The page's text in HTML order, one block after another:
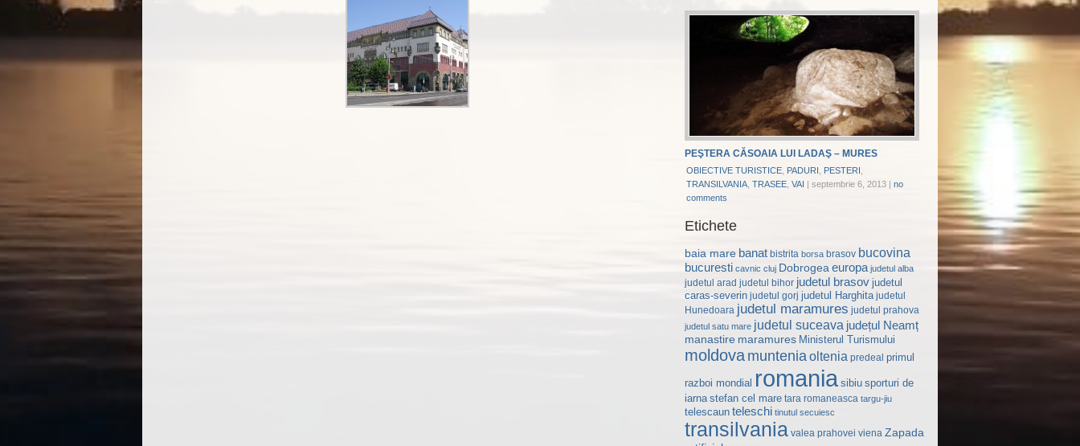
PEŞTERA CĂSOAIA LUI LADAŞ – MURES
OBIECTIVE TURISTICE PADURI PESTERI
TRANSILVANIA TRASEE VAI | septembrie 6, 2013 | no
comments
Etichete
baia mare banat bistrita borsa brasov bucovina
bucuresti cavnic cluj Dobrogea europa judetul alba
judetul arad judetul bihor judetul brasov judetul
caras-severin judetul gorj judetul Harghita judetul
Hunedoara judetul maramures judetul prahova
judetul satu mare judetul suceava județul Neamț
manastire maramures Ministerul Turismului
moldovamuntenia oltenia predeal primul
razboi mondial romania sibiu sporturi de
iarna stefan cel mare tara romaneasca targu-jiu
telescaun teleschi tinutul secuiesc
transilvania valea prahovei viena Zapada